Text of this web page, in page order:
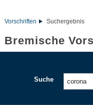
Vorschriften Suchergebnis
Bremische
Suche